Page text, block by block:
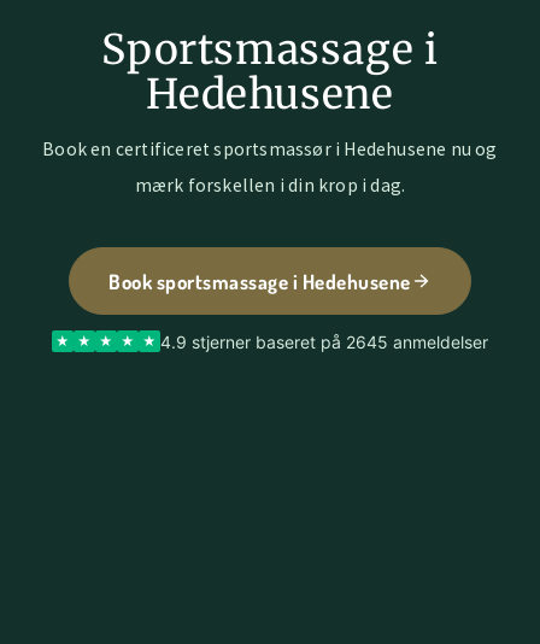
Sportsmassage i
Hedehusene
Book en certificeret sportsmassør i Hedehusene nu og
mærk forskellen i din krop i dag.
Book sportsmassage i Hedehusene
4.9 stjerner baseret på 2645 anmeldelser